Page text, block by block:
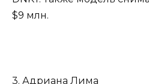
$9 млн.
3. Адриана Лима